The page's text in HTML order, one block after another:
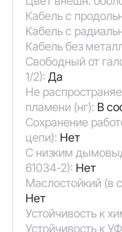
Кабель с
Кабель с
Кабель без
Свободный от
1/2): Да
Не
пламени (нг): В
Сохранение
цепи): Нет
С низким
61034-2): Нет
Маслостойкий (в
Нет
Устойчивость к
Устойчивость к